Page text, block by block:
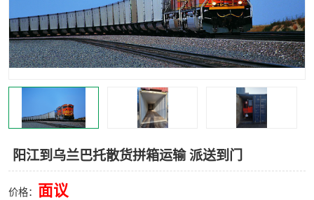
阳江到乌兰巴托散货拼箱运输 派送到门
价格： 面议